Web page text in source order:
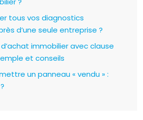
tous vos diagnostics
d’une seule entreprise ?
immobilier avec clause
et conseils
un panneau « vendu » :